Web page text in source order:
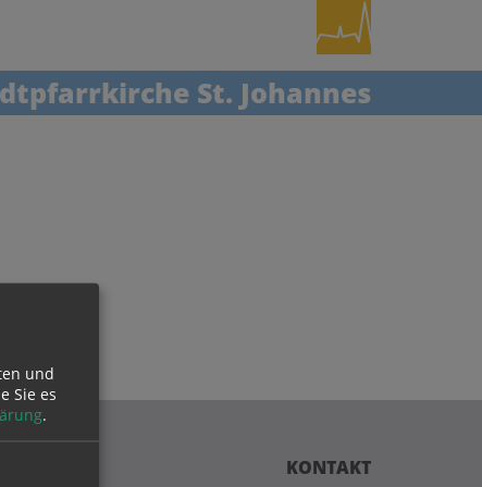
St. Johannes
KONTAKT
und
Sie es
.